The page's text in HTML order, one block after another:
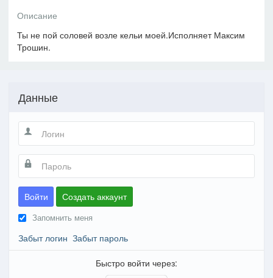
Описание
Ты не пой соловей возле кельи моей.Исполняет Максим
Трошин.
Данные
Войти Создать аккаунт
Запомнить меня
Забыт логин Забыт пароль
Быстро войти через: